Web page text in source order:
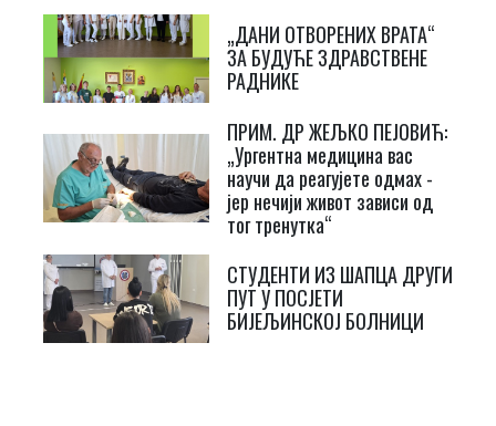
„ДАНИ ОТВОРЕНИХ ВРАТА“
ЗА БУДУЋЕ ЗДРАВСТВЕНЕ
РАДНИКЕ
ПРИМ. ДР ЖЕЉКО ПЕЈОВИЋ:
„Ургентна медицина вас
научи да реагујете одмах -
јер нечији живот зависи од
тог тренутка“
СТУДЕНТИ ИЗ ШАПЦА ДРУГИ
ПУТ У ПОСЈЕТИ
БИЈЕЉИНСКОЈ БОЛНИЦИ